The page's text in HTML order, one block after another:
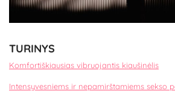
TURINYS
Komfortiškiausias vibruojantis kiaušinėlis
Intensyvesniems ir nepamirštamiems sekso